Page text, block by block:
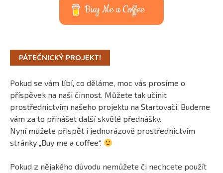
Buy Me a Coffee
PÁTEČNICKÝ PROJEKT!
Pokud se vám líbí, co děláme, moc vás prosíme o
příspěvek na naši činnost. Můžete tak učinit
prostřednictvím našeho projektu na Startovači. Budeme
vám za to přinášet další skvělé přednášky.
Nyní můžete přispět i jednorázově prostřednictvím
stránky „Buy me a coffee“.
Pokud z nějakého důvodu nemůžete či nechcete použít